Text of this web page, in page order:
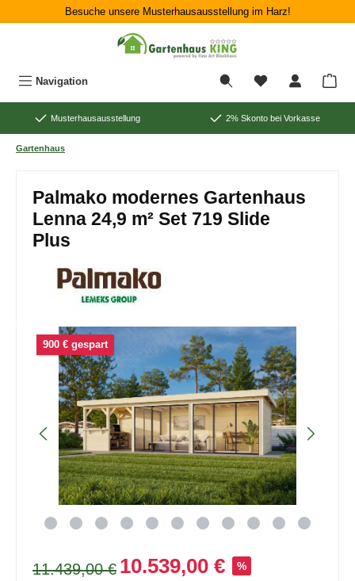
Zum Hauptinhalt springenBesuche unsere Musterhausausstellung im Harz!
Navigation
Musterhausausstellung 2% Skonto bei Vorkasse
Gartenhaus
Palmako modernes Gartenhaus
Lenna 24,9 m² Set 719 Slide
Plus
Bildergalerie überspringen
900 € gespart
11.439,00 € 10.539,00 € %